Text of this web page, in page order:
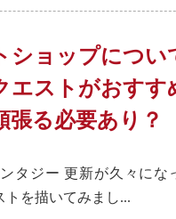
ショップについ
エストがおすす
張る必要あり？
タジー 更新が久々にな
を描いてみまし...